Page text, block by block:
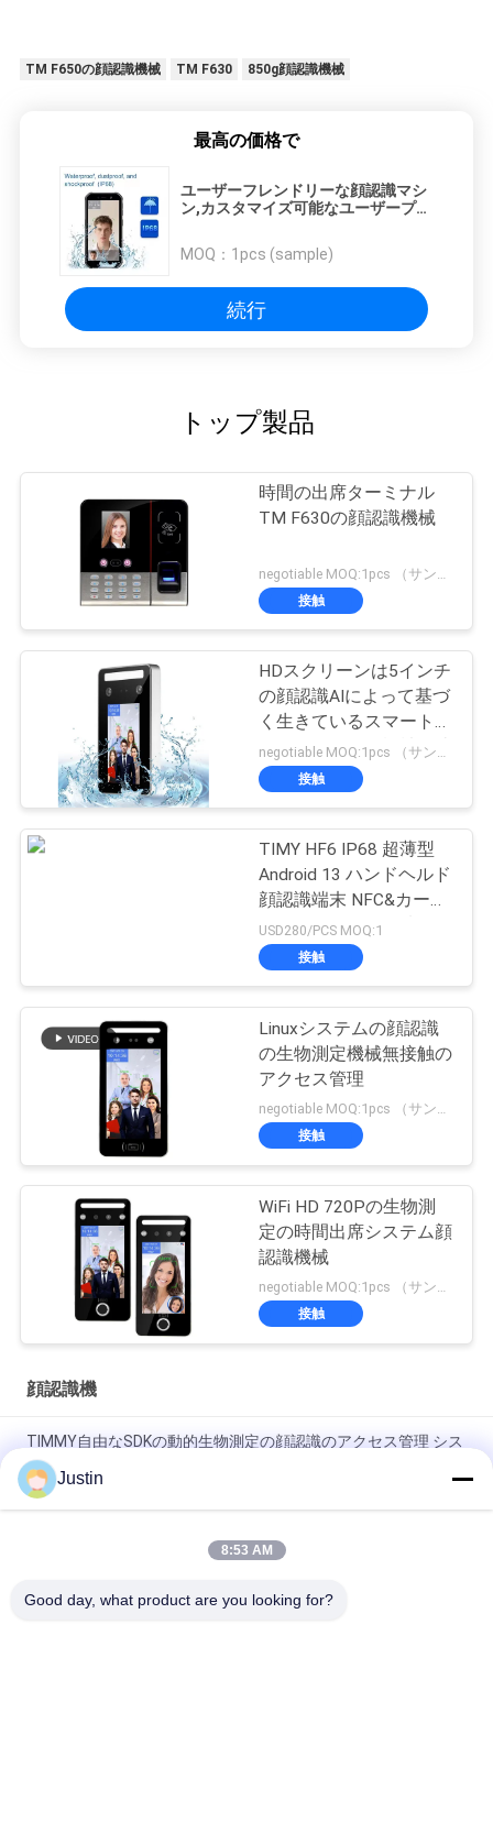
TM F650の顔認識機械 TM F630 850g顔認識機械
最高の価格で
ユーザーフレンドリーな顔認識マシ
ン,カスタマイズ可能なユーザープロ
ョンの簡単なインストール
MOQ： 1pcs (sample)
続行
トップ製品
時間の出席ターミナル
TM F630の顔認識機械
negotiable MOQ:1pcs （サンプル）
接触
HDスクリーンは5インチ
の顔認識AIによって基づ
く生きているスマートな
アクセス管理を機械で造
る
negotiable MOQ:1pcs （サンプル）
接触
TIMY HF6 IP68 超薄型
Android 13 ハンドヘルド
顔認識端末 NFC&カード
リーダー,4GWiFi,無料
SDK,屋外使用
USD280/PCS MOQ:1
接触
Linuxシステムの顔認識
の生物測定機械無接触の
アクセス管理
negotiable MOQ:1pcs （サンプル）
接触
WiFi HD 720Pの生物測
定の時間出席システム顔
認識機械
negotiable MOQ:1pcs （サンプル）
接触
顔認識機
TIMMY自由なSDKの動的生物測定の顔認識のアクセス管理 シス
テム
動的5.0インチの顔認識はRoHSの時間出席のアクセス管理 シス
ス管理 システム
Justin
8:53 AM
Good day, what product are you looking for?